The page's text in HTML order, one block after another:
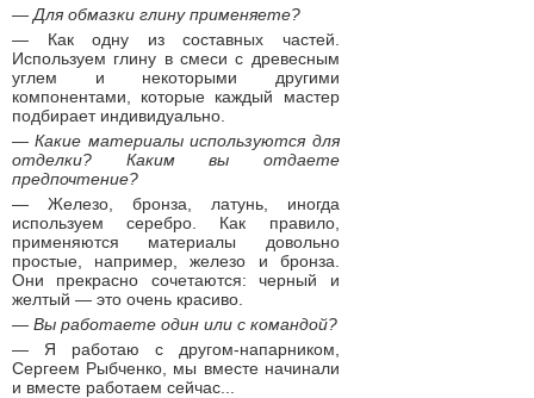
— Для обмазки глину применяете?
— Как одну из составных частей.
Используем глину в смеси с древесным
углем и некоторыми другими
компонентами, которые каждый мастер
подбирает индивидуально.
— Какие материалы используются для
отделки? Каким вы отдаете
предпочтение?
— Железо, бронза, латунь, иногда
используем серебро. Как правило,
применяются материалы довольно
простые, например, железо и бронза.
Они прекрасно сочетаются: черный и
желтый — это очень красиво.
— Вы работаете один или с командой?
— Я работаю с другом-напарником,
Сергеем Рыбченко, мы вместе начинали
и вместе работаем сейчас...